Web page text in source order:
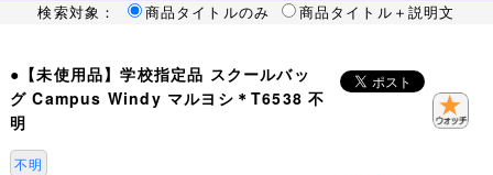
検索対象： 商品タイトルのみ 商品タイトル＋説明文
●【未使用品】学校指定品 スクールバッ
グ Campus Windy マルヨシ＊T6538 不
明
不明